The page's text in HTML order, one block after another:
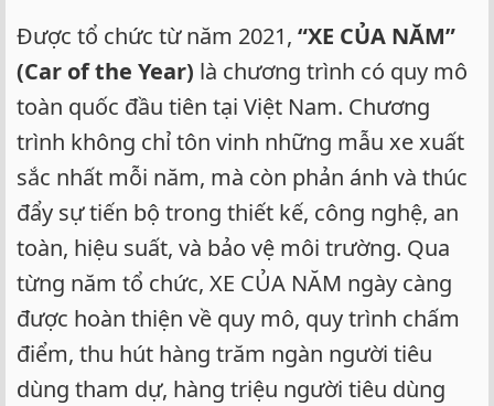
Được tổ chức từ năm 2021, “XE CỦA NĂM”
(Car of the Year) là chương trình có quy mô
toàn quốc đầu tiên tại Việt Nam. Chương
trình không chỉ tôn vinh những mẫu xe xuất
sắc nhất mỗi năm, mà còn phản ánh và thúc
đẩy sự tiến bộ trong thiết kế, công nghệ, an
toàn, hiệu suất, và bảo vệ môi trường. Qua
từng năm tổ chức, XE CỦA NĂM ngày càng
được hoàn thiện về quy mô, quy trình chấm
điểm, thu hút hàng trăm ngàn người tiêu
dùng tham dự, hàng triệu người tiêu dùng